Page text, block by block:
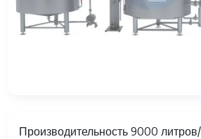
Производительность 9000